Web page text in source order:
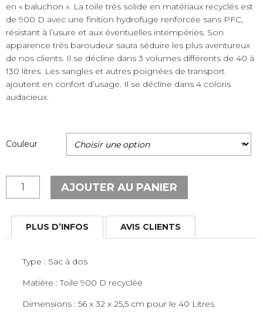
en « baluchon ». La toile très solide en matériaux recyclés est
de 900 D avec une finition hydrofuge renforcée sans PFC,
résistant à l’usure et aux éventuelles intempéries. Son
apparence très baroudeur saura séduire les plus aventureux
de nos clients. Il se décline dans 3 volumes différents de 40 à
130 litres. Les sangles et autres poignées de transport
ajoutent en confort d’usage. Il se décline dans 4 coloris
audacieux.
Couleur
quantité
de
Dos
AJOUTER AU PANIER
PLUS D’INFOS AVIS CLIENTS
Type : Sac à dos
Matière : Toile 900 D recyclée
Dimensions : 56 x 32 x 25,5 cm pour le 40 Litres